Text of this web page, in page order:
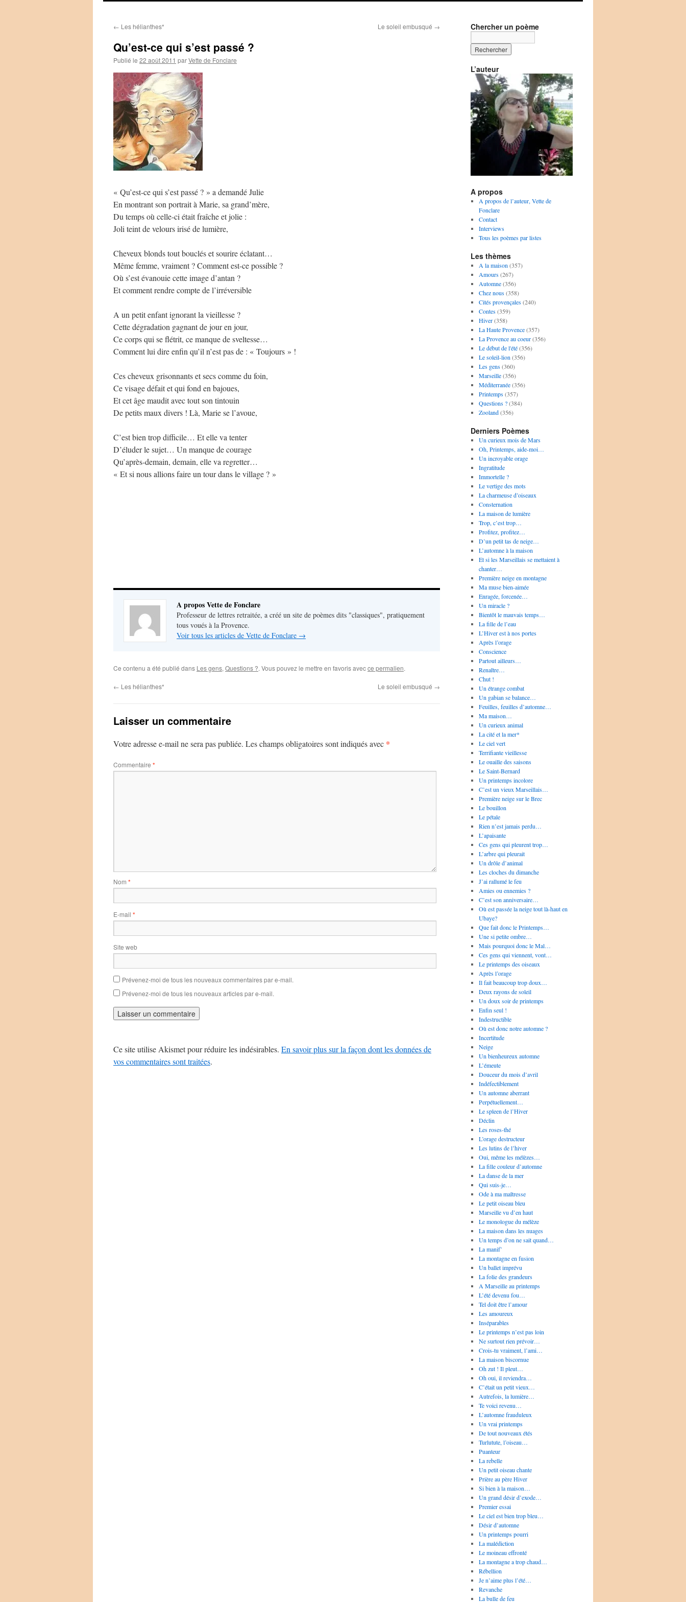
← Les hélianthes* Le soleil embusqué →
Qu’est-ce qui s’est passé ?
Publié le 22 août 2011 parVette de Fonclare
« Qu’est-ce qui s’est passé ? » a demandé Julie
En montrant son portrait à Marie, sa grand’mère,
Du temps où celle-ci était fraîche et jolie :
Joli teint de velours irisé de lumière,
Cheveux blonds tout bouclés et sourire éclatant…
Même femme, vraiment ? Comment est-ce possible ?
Où s’est évanouie cette image d’antan ?
Et comment rendre compte de l’irréversible
A un petit enfant ignorant la vieillesse ?
Cette dégradation gagnant de jour en jour,
Ce corps qui se flétrit, ce manque de sveltesse…
Comment lui dire enfin qu’il n’est pas de : « Toujours » !
Ces cheveux grisonnants et secs comme du foin,
Ce visage défait et qui fond en bajoues,
Et cet âge maudit avec tout son tintouin
De petits maux divers ! Là, Marie se l’avoue,
C’est bien trop difficile… Et elle va tenter
D’éluder le sujet… Un manque de courage
Qu’après-demain, demain, elle va regretter…
« Et si nous allions faire un tour dans le village ? »
A propos Vette de Fonclare
Professeur de lettres retraitée, a créé un site de poèmes dits "classiques", pratiquement
tous voués à la Provence.
Voir tous les articles de Vette de Fonclare →
Ce contenu a été publié dans Les gens, Questions ?. Vous pouvez le mettre en favoris avecce permalien.
← Les hélianthes* Le soleil embusqué →
Laisser un commentaire
Votre adresse e-mail ne sera pas publiée. Les champs obligatoires sont indiqués avec *
Commentaire *
Nom *
E-mail *
Site web
Prévenez-moi de tous les nouveaux commentaires par e-mail.
Prévenez-moi de tous les nouveaux articles par e-mail.
Ce site utilise Akismet pour réduire les indésirables. En savoir plus sur la façon dont les données de
vos commentaires sont traitées.
Chercher un poème
L’auteur
A propos
A propos de l’auteur, Vette de
Fonclare
Contact
Interviews
Tous les poèmes par listes
Les thèmes
A la maison (357)
Amours(267)
Automne(356)
Chez nous(358)
Cités provençales(240)
Contes(359)
Hiver(358)
La Haute Provence(357)
La Provence au coeur(356)
Le début de l'été(356)
Le soleil-lion (356)
Les gens(360)
Marseille(356)
Méditerranée(356)
Printemps(357)
Questions ?(384)
Zooland(356)
Derniers Poèmes
Un curieux mois de Mars
Oh, Printemps, aide-moi…
Un incroyable orage
Ingratitude
Immortelle ?
Le vertige des mots
La charmeuse d’oiseaux
Consternation
La maison de lumière
Trop, c’est trop…
Profitez, profitez…
D’un petit tas de neige…
L’automne à la maison
Et si les Marseillais se mettaient à
chanter…
Première neige en montagne
Ma muse bien-aimée
Enragée, forcenée…
Un miracle ?
Bientôt le mauvais temps…
La fille de l’eau
L’Hiver est à nos portes
Après l’orage
Conscience
Partout ailleurs…
Renaître…
Chut !
Un étrange combat
Un gabian se balance…
Feuilles, feuilles d’automne…
Ma maison…
Un curieux animal
La cité et la mer*
Le ciel vert
Terrifiante vieillesse
Le ouaille des saisons
Le Saint-Bernard
Un printemps incolore
C’est un vieux Marseillais…
Première neige sur le Brec
Le bouillon
Le pétale
Rien n’est jamais perdu…
L’apaisante
Ces gens qui pleurent trop…
L’arbre qui pleurait
Un drôle d’animal
Les cloches du dimanche
J’ai rallumé le feu
Amies ou ennemies ?
C’est son anniversaire…
Où est passée la neige tout là-haut en
Ubaye?
Que fait donc le Printemps…
Une si petite ombre…
Mais pourquoi donc le Mal…
Ces gens qui viennent, vont…
Le printemps des oiseaux
Après l’orage
Il fait beaucoup trop doux…
Deux rayons de soleil
Un doux soir de printemps
Enfin seul !
Indestructible
Où est donc notre automne ?
Incertitude
Neige
Un bienheureux automne
L’émeute
Douceur du mois d’avril
Indéfectiblement
Un automne aberrant
Perpétuellement…
Le spleen de l’Hiver
Déclin
Les roses-thé
L’orage destructeur
Les lutins de l’hiver
Oui, même les mélèzes…
La fille couleur d’automne
La danse de la mer
Qui suis-je…
Ode à ma maîtresse
Le petit oiseau bleu
Marseille vu d’en haut
Le monologue du mélèze
La maison dans les nuages
Un temps d’on ne sait quand…
La manif’
La montagne en fusion
Un ballet imprévu
La folie des grandeurs
A Marseille au printemps
L’été devenu fou…
Tel doit être l’amour
Les amoureux
Inséparables
Le printemps n’est pas loin
Ne surtout rien prévoir…
Crois-tu vraiment, l’ami…
La maison biscornue
Oh zut ! Il pleut…
Oh oui, il reviendra…
C’était un petit vieux…
Autrefois, la lumière…
Te voici revenu…
L’automne frauduleux
Un vrai printemps
De tout nouveaux étés
Turlutute, l’oiseau…
Puanteur
La rebelle
Un petit oiseau chante
Prière au père Hiver
Si bien à la maison…
Un grand désir d’exode…
Premier essai
Le ciel est bien trop bleu…
Désir d’automne
Un printemps pourri
La malédiction
Le moineau effronté
La montagne a trop chaud…
Rébellion
Je n’aime plus l’été…
Revanche
La bulle de feu